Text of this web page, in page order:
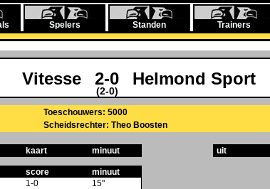
Spelers Standen Trainers
Vitesse 2-0 Helmond Sport
(2-0)
Toeschouwers: 5000
Scheidsrechter: Theo Boosten
kaart minuut
score
minuut
1-0
15"
uit